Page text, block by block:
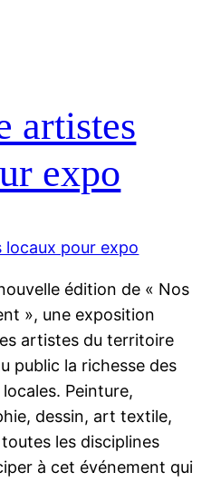
artistes
expo
édition de « Nos
», une exposition
artistes du territoire
public la richesse des
Peinture,
dessin, art textile,
les disciplines
à cet événement qui